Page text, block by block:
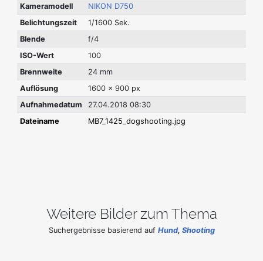
Kameramodell
NIKON D750
Belichtungszeit
1/1600 Sek.
Blende
f/4
ISO-Wert
100
Brennweite
24 mm
Auflösung
1600 x 900 px
Aufnahmedatum
27.04.2018 08:30
Dateiname
MB7_1425_dogshooting.jpg
Weitere Bilder zum Thema
Suchergebnisse basierend auf Hund, Shooting